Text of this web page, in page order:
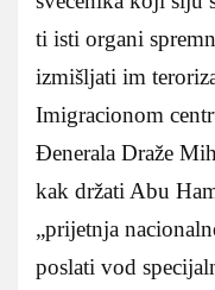
ti isti organi
izmišljati im
Imigracionom
Đenerala Draže
kak držati Abu
„prijetnja
poslati vod